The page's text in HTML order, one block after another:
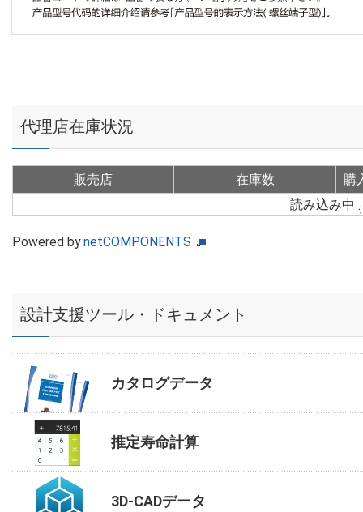
代理店在庫状況
販売店 在庫数
購
読み込み中
Powered bynetCOMPONENTS
設計支援ツール・ドキュメント
カタログデータ
推定寿命計算
3D-CADデータ